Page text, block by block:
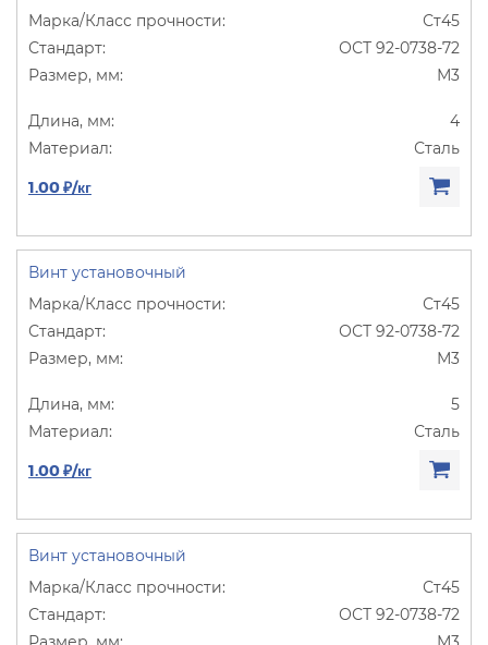
Ст45
ОСТ 92-0738-72
М3
4
Сталь
1.00 ₽/кг
Винт установочный
Ст45
ОСТ 92-0738-72
М3
5
Сталь
1.00 ₽/кг
Винт установочный
Ст45
ОСТ 92-0738-72